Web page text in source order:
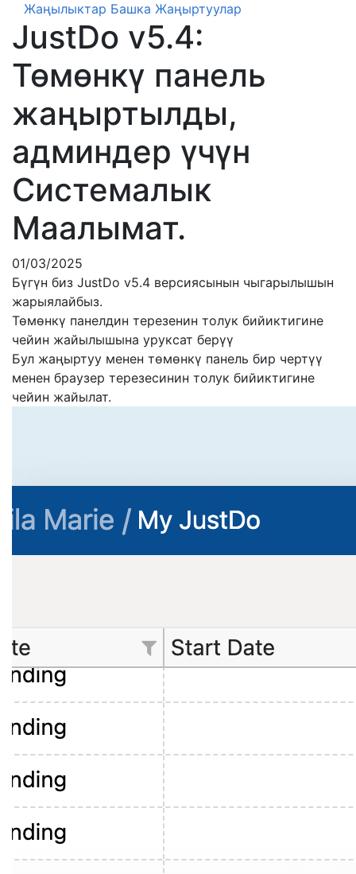
Жаңылыктар Башка Жаңыртуулар
JustDo v5.4:
Төмөнкү панель
жаңыртылды,
админдер үчүн
Системалык
Маалымат.
01/03/2025
Бүгүн биз JustDo v5.4 версиясынын чыгарылышын
жарыялайбыз.
Төмөнкү панелдин терезенин толук бийиктигине
чейин жайылышына уруксат берүү
Бул жаңыртуу менен төмөнкү панель бир чертүү
менен браузер терезесинин толук бийиктигине
чейин жайылат.